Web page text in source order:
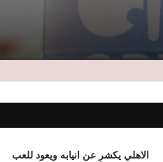
مع تصاعد التوترات بالشرق الأوسط
الحوثيين للملاحة
البنك الدولي يمنح جنوب أفريقيا قرضًا بـ1.5
الاهلي يكشر عن انيابه ويعود للعب